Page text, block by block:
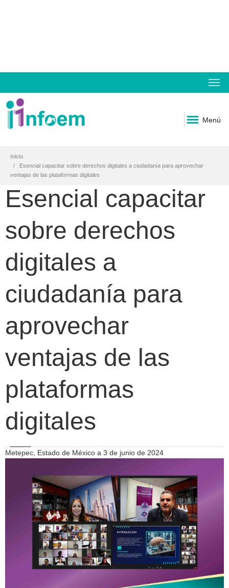
Menú
Inicio
Esencial capacitar sobre derechos digitales a ciudadanía para aprovechar
ventajas de las plataformas digitales
Esencial capacitar
sobre derechos
digitales a
ciudadanía para
aprovechar
ventajas de las
plataformas
digitales
Metepec, Estado de México a 3 de junio de 2024